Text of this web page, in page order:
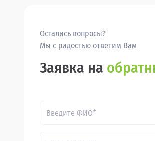
Остались вопросы?
Мы с радостью ответим Вам
Заявка на